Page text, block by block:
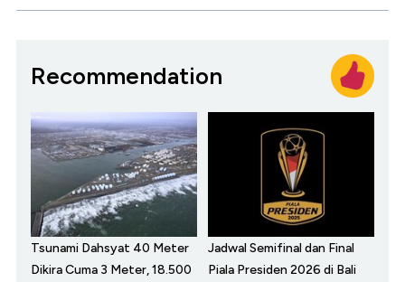
Recommendation
Tsunami Dahsyat 40 Meter
Dikira Cuma 3 Meter, 18.500
Jadwal Semifinal dan Final
Piala Presiden 2026 di Bali